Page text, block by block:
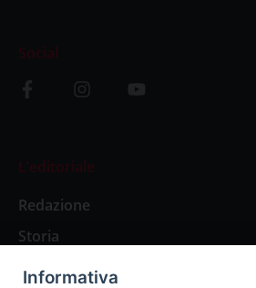
Social
L’editoriale
Redazione
Storia
Informativa